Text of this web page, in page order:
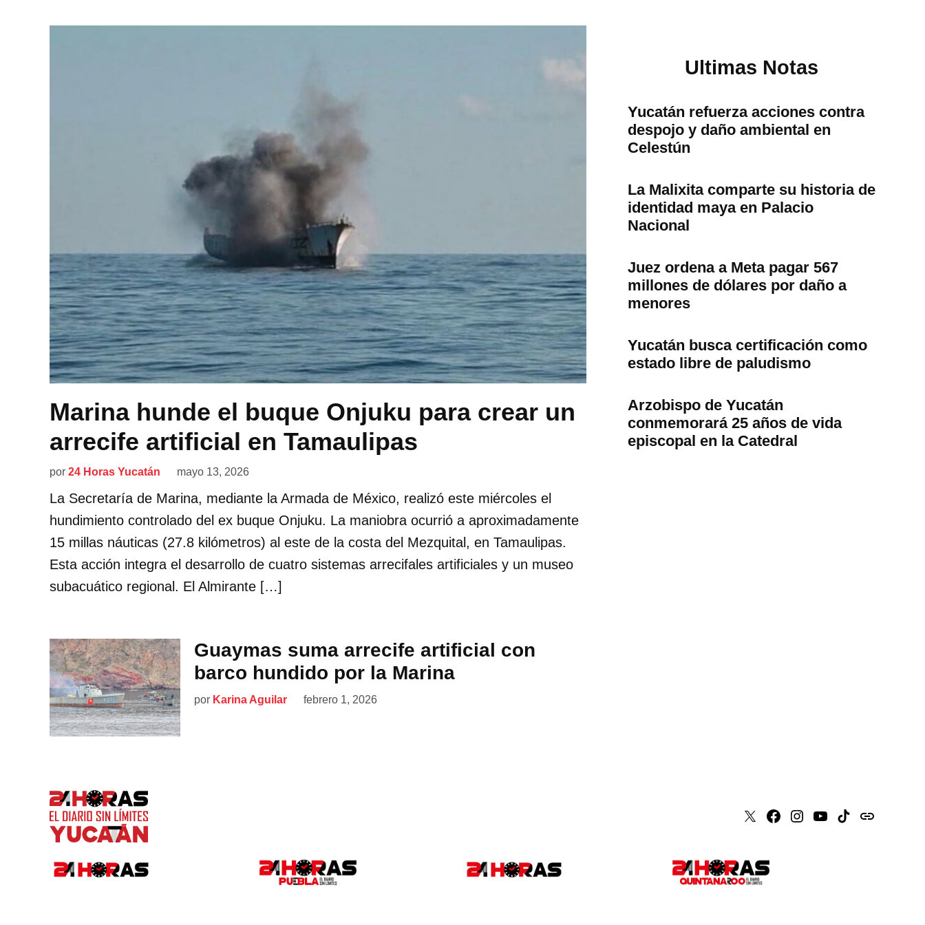
Marina hunde el buque Onjuku para crear un
arrecife artificial en Tamaulipas
por 24 Horas Yucatán mayo 13, 2026
La Secretaría de Marina, mediante la Armada de México, realizó este miércoles el
hundimiento controlado del ex buque Onjuku. La maniobra ocurrió a aproximadamente
15 millas náuticas (27.8 kilómetros) al este de la costa del Mezquital, en Tamaulipas.
Esta acción integra el desarrollo de cuatro sistemas arrecifales artificiales y un museo
subacuático regional. El Almirante […]
Guaymas suma arrecife artificial con
barco hundido por la Marina
por Karina Aguilar febrero 1, 2026
Ultimas Notas
Yucatán refuerza acciones contra
despojo y daño ambiental en
Celestún
La Malixita comparte su historia de
identidad maya en Palacio
Nacional
Juez ordena a Meta pagar 567
millones de dólares por daño a
menores
Yucatán busca certificación como
estado libre de paludismo
Arzobispo de Yucatán
conmemorará 25 años de vida
episcopal en la Catedral
X Faceboook
Instagram
Youtube
Tiktokissuu